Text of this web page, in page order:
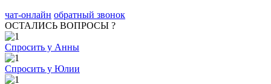
чат-онлайн обратный звонок
ОСТАЛИСЬ ВОПРОСЫ ?
Спросить у Анны
Спросить у Юлии